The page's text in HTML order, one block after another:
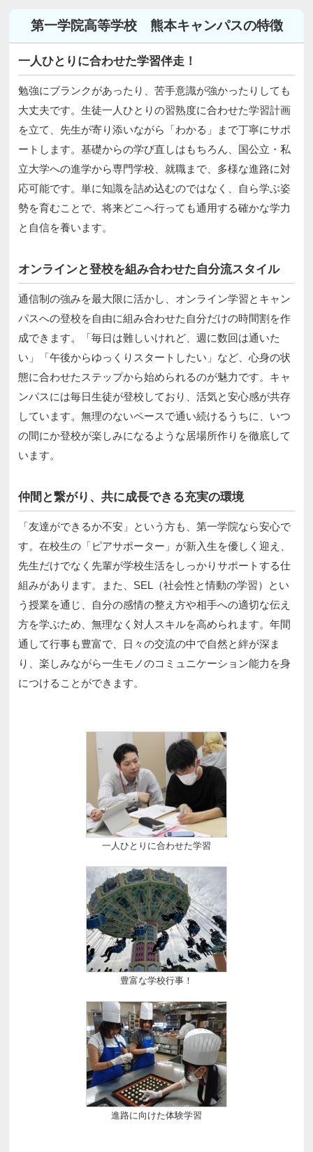
第一学院高等学校 熊本キャンパスの特徴
一人ひとりに合わせた学習伴走！
勉強にブランクがあったり、苦手意識が強かったりしても
大丈夫です。生徒一人ひとりの習熟度に合わせた学習計画
を立て、先生が寄り添いながら「わかる」まで丁寧にサポ
ートします。基礎からの学び直しはもちろん、国公立・私
立大学への進学から専門学校、就職まで、多様な進路に対
応可能です。単に知識を詰め込むのではなく、自ら学ぶ姿
勢を育むことで、将来どこへ行っても通用する確かな学力
と自信を養います。
オンラインと登校を組み合わせた自分流スタイル
通信制の強みを最大限に活かし、オンライン学習とキャン
パスへの登校を自由に組み合わせた自分だけの時間割を作
成できます。「毎日は難しいけれど、週に数回は通いた
い」「午後からゆっくりスタートしたい」など、心身の状
態に合わせたステップから始められるのが魅力です。キャ
ンパスには毎日生徒が登校しており、活気と安心感が共存
しています。無理のないペースで通い続けるうちに、いつ
の間にか登校が楽しみになるような居場所作りを徹底して
います。
仲間と繋がり、共に成長できる充実の環境
「友達ができるか不安」という方も、第一学院なら安心で
す。在校生の「ピアサポーター」が新入生を優しく迎え、
先生だけでなく先輩が学校生活をしっかりサポートする仕
組みがあります。また、SEL（社会性と情動の学習）とい
う授業を通じ、自分の感情の整え方や相手への適切な伝え
方を学ぶため、無理なく対人スキルを高められます。年間
通して行事も豊富で、日々の交流の中で自然と絆が深ま
り、楽しみながら一生モノのコミュニケーション能力を身
につけることができます。
一人ひとりに合わせた学習
豊富な学校行事！
進路に向けた体験学習